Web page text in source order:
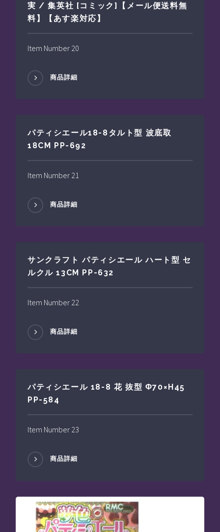
実 / 集英社 [コミック]【メール便送料無
料】【あす楽対応】
Item Number 20
商品詳細
パティシエール18-8タルト型 波底取
18CM PP-692
Item Number 21
商品詳細
サンクラフト パティシエール ハート型 セ
ルクル 13CM PP-632
Item Number 22
商品詳細
パティシエール 18-8 花 抜型 Φ70×H45
PP-584
Item Number 23
商品詳細